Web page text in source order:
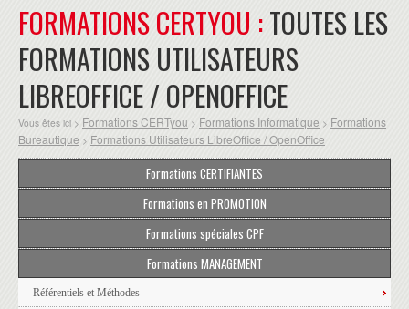
FORMATIONS CERTYOU :TOUTES LES
FORMATIONS UTILISATEURS
LIBREOFFICE / OPENOFFICE
Vous êtes ici > Formations CERTyou > Formations Informatique > Formations
Bureautique > Formations Utilisateurs LibreOffice / OpenOffice
Formations CERTIFIANTES
Formations en PROMOTION
Formations spéciales CPF
Formations MANAGEMENT
Référentiels et Méthodes